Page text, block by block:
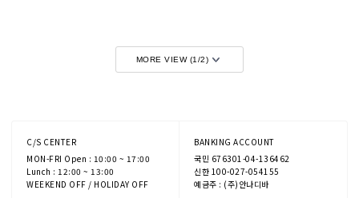
MORE VIEW (1 /2)
C/S CENTER
MON-FRI Open : 10:00 ~ 17:00
Lunch : 12:00 ~ 13:00
WEEKEND OFF / HOLIDAY OFF
BANKING ACCOUNT
국민 676301-04-136462
신한 100-027-054155
예금주 : (주)안나디바